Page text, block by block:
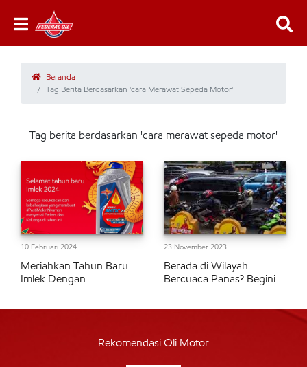
Beranda
Tag Berita Berdasarkan 'cara Merawat Sepeda Motor'
Tag berita berdasarkan 'cara merawat sepeda motor'
10 Februari 2024
Meriahkan Tahun Baru
Imlek Dengan
23 November 2023
Berada di Wilayah
Bercuaca Panas? Begini
Rekomendasi Oli Motor